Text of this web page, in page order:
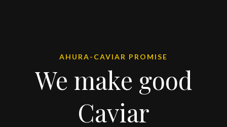
AHURA-CAVIAR PROMISE
We make good
Caviar